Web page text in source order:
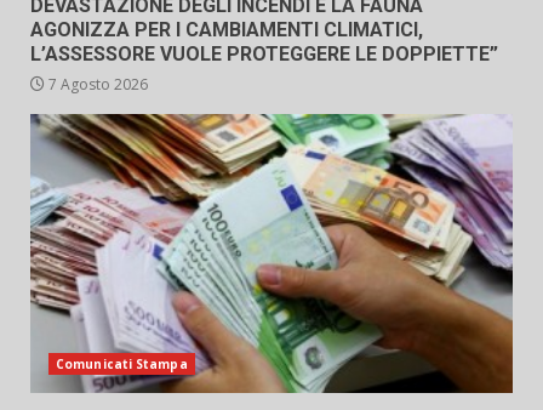
DEVASTAZIONE DEGLI INCENDI E LA FAUNA
AGONIZZA PER I CAMBIAMENTI CLIMATICI,
L’ASSESSORE VUOLE PROTEGGERE LE DOPPIETTE”
7 Agosto 2026
Comunicati Stampa